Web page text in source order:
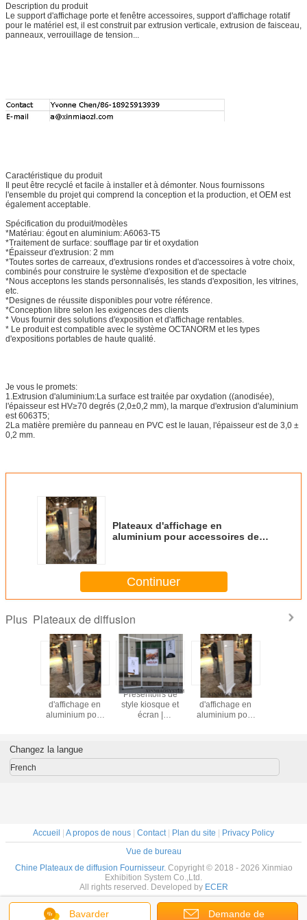
Description du produit
Le support d'affichage porte et fenêtre accessoires, support d'affichage rotatif
pour le matériel est, il est construit par extrusion verticale, extrusion de faisceau,
panneaux, verrouillage de tension...
Caractéristique du produit
Il peut être recyclé et facile à installer et à démonter. Nous fournissons
l'ensemble du projet qui comprend la conception et la production, et OEM est
également acceptable.
Spécification du produit/modèles
*Matériau: égout en aluminium: A6063-T5
*Traitement de surface: soufflage par tir et oxydation
*Épaisseur d'extrusion: 2 mm
*Toutes sortes de carreaux, d'extrusions rondes et d'accessoires à votre choix,
combinés pour construire le système d'exposition et de spectacle
*Nous acceptons les stands personnalisés, les stands d'exposition, les vitrines,
etc.
*Designes de réussite disponibles pour votre référence.
*Conception libre selon les exigences des clients
* Vous fournir des solutions d'exposition et d'affichage rentables.
* Le produit est compatible avec le système OCTANORM et les types
d'expositions portables de haute qualité.
Je vous le promets:
1.Extrusion d'aluminium:La surface est traitée par oxydation ((anodisée),
l'épaisseur est HV≥70 degrés (2,0±0,2 mm), la marque d'extrusion d'aluminium
est 6063T5;
2La matière première du panneau en PVC est le lauan, l'épaisseur est de 3,0 ±
0,2 mm.
Plateaux d'affichage en
aluminium pour accessoires de
Continuer
Plus Plateaux de diffusion
pour
des
des
Plateaux
d'affichage en
aluminium pour
support
d'affichage rotatif
Présentoirs de
style kiosque et
écran |
afficher des
graphiques, des
Plateaux
d'affichage en
aluminium pour
d'affichage rotatif
Bavarder Demande de
Changez la langue
French
Accueil A propos de nous Contact| Plan du site
Privacy Policy
Vue de bureau
Chine Plateaux de diffusion Fournisseur. Copyright © 2018 - 2026 Xinmiao
Exhibition System Co.,Ltd.
All rights reserved. Developed by ECER